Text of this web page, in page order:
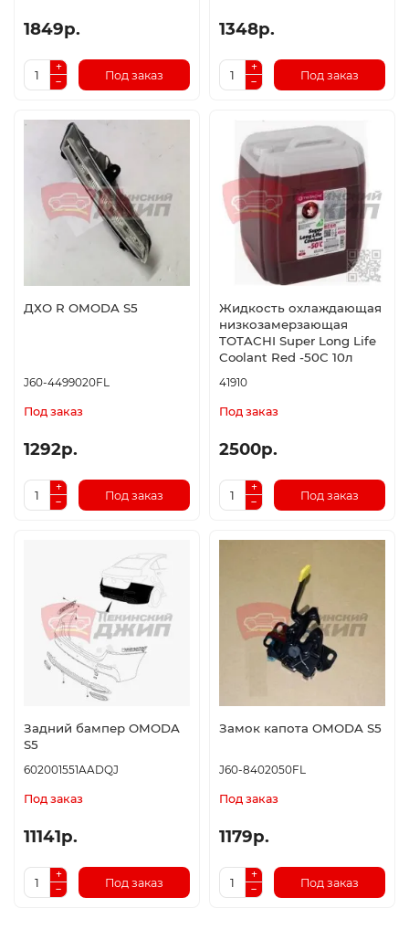
1849р.
Под заказ
1348р.
Под заказ
ДХО R OMODA S5
J60-4499020FL
Под заказ
1292р.
Под заказ
Жидкость охлаждающая
низкозамерзающая
TOTACHI Super Long Life
Coolant Red -50C 10л
41910
Под заказ
2500р.
Под заказ
Задний бампер OMODA
S5
602001551AADQJ
Под заказ
11141р.
Под заказ
Замок капота OMODA S5
J60-8402050FL
Под заказ
1179р.
Под заказ